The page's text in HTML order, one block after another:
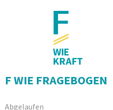
F WIE FRAGEBOGEN
Abgelaufen